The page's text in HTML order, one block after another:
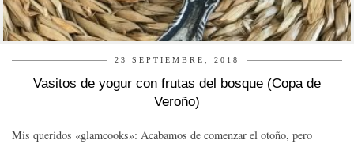
23 SEPTIEMBRE, 2018
Vasitos de yogur con frutas del bosque (Copa de
Veroño)
Mis queridos «glamcooks»: Acabamos de comenzar el otoño, pero